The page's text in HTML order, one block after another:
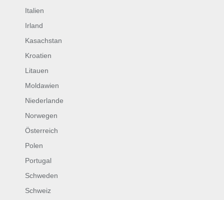
Italien
Irland
Kasachstan
Kroatien
Litauen
Moldawien
Niederlande
Norwegen
Österreich
Polen
Portugal
Schweden
Schweiz